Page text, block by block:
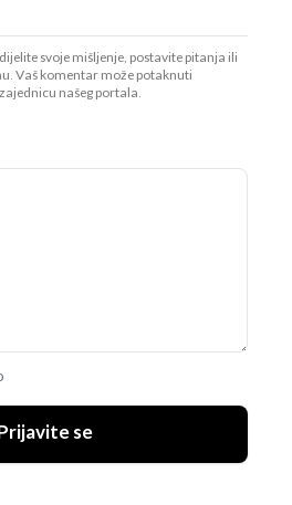
svoje mišljenje, postavite pitanja ili
Vaš komentar može potaknuti
našeg portala.
se